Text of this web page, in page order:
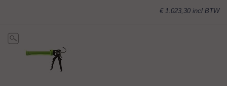
€ 1.023,30 incl BTW